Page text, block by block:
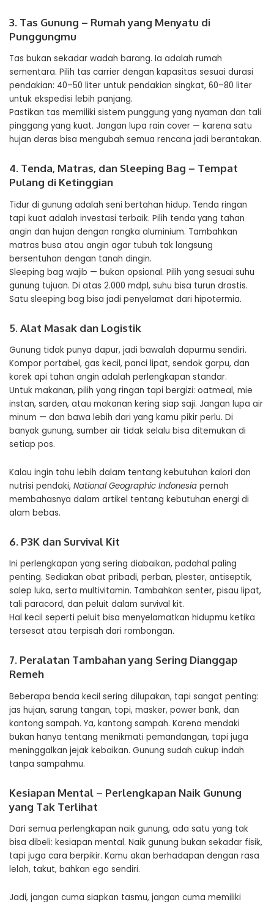
3. Tas Gunung – Rumah yang Menyatu di
Punggungmu
Tas bukan sekadar wadah barang. Ia adalah rumah
sementara. Pilih tas carrier dengan kapasitas sesuai durasi
pendakian: 40–50 liter untuk pendakian singkat, 60–80 liter
untuk ekspedisi lebih panjang.
Pastikan tas memiliki sistem punggung yang nyaman dan tali
pinggang yang kuat. Jangan lupa rain cover — karena satu
hujan deras bisa mengubah semua rencana jadi berantakan.
4. Tenda, Matras, dan Sleeping Bag – Tempat
Pulang di Ketinggian
Tidur di gunung adalah seni bertahan hidup. Tenda ringan
tapi kuat adalah investasi terbaik. Pilih tenda yang tahan
angin dan hujan dengan rangka aluminium. Tambahkan
matras busa atau angin agar tubuh tak langsung
bersentuhan dengan tanah dingin.
Sleeping bag wajib — bukan opsional. Pilih yang sesuai suhu
gunung tujuan. Di atas 2.000 mdpl, suhu bisa turun drastis.
Satu sleeping bag bisa jadi penyelamat dari hipotermia.
5. Alat Masak dan Logistik
Gunung tidak punya dapur, jadi bawalah dapurmu sendiri.
Kompor portabel, gas kecil, panci lipat, sendok garpu, dan
korek api tahan angin adalah perlengkapan standar.
Untuk makanan, pilih yang ringan tapi bergizi: oatmeal, mie
instan, sarden, atau makanan kering siap saji. Jangan lupa air
minum — dan bawa lebih dari yang kamu pikir perlu. Di
banyak gunung, sumber air tidak selalu bisa ditemukan di
setiap pos.
Kalau ingin tahu lebih dalam tentang kebutuhan kalori dan
nutrisi pendaki, National Geographic Indonesia pernah
membahasnya dalam artikel tentang kebutuhan energi di
alam bebas.
6. P3K dan Survival Kit
Ini perlengkapan yang sering diabaikan, padahal paling
penting. Sediakan obat pribadi, perban, plester, antiseptik,
salep luka, serta multivitamin. Tambahkan senter, pisau lipat,
tali paracord, dan peluit dalam survival kit.
Hal kecil seperti peluit bisa menyelamatkan hidupmu ketika
tersesat atau terpisah dari rombongan.
7. Peralatan Tambahan yang Sering Dianggap
Remeh
Beberapa benda kecil sering dilupakan, tapi sangat penting:
jas hujan, sarung tangan, topi, masker, power bank, dan
kantong sampah. Ya, kantong sampah. Karena mendaki
bukan hanya tentang menikmati pemandangan, tapi juga
meninggalkan jejak kebaikan. Gunung sudah cukup indah
tanpa sampahmu.
Kesiapan Mental – Perlengkapan Naik Gunung
yang Tak Terlihat
Dari semua perlengkapan naik gunung, ada satu yang tak
bisa dibeli: kesiapan mental. Naik gunung bukan sekadar fisik,
tapi juga cara berpikir. Kamu akan berhadapan dengan rasa
lelah, takut, bahkan ego sendiri.
Jadi, jangan cuma siapkan tasmu, jangan cuma memiliki